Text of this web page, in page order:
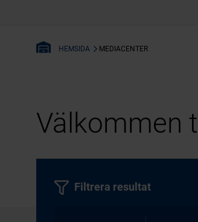
HEMSIDA MEDIACENTER
Välkommen
Filtrera resultat